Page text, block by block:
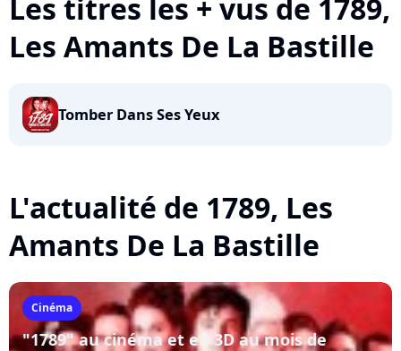
Les titres les + vus de 1789,
Les Amants De La Bastille
Tomber Dans Ses Yeux
L'actualité de 1789, Les
Amants De La Bastille
Cinéma
"1789" au cinéma et en 3D au mois de